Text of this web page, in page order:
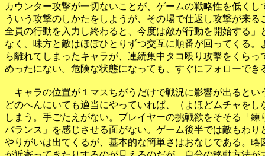
カウンター攻撃が一切ないことが、ゲームの戦略性を低くし
ういう攻撃のしかたをしようが、その場で仕返し攻撃が来る
全員の行動を入力し終わると、今度は敵が行動を開始する」
なく、味方と敵はほぼひとりずつ交互に順番が回ってくる。
ら離れてしまったキャラが、連続集中タコ殴り攻撃をくらっ
めったにない。危険な状態になっても、すぐにフォローでき
キャラの位置が１マスちがうだけで戦況に影響が出るとい
どのへんにいても適当にやっていれば、（よほどムチャをし
しまう。手ごたえがない。プレイヤーの挑戦欲をそそる「練
バランス」を感じさせる面がない。ゲーム後半では敵もわり
やりがいは出てくるが、基本的な簡単さはおなじである。略